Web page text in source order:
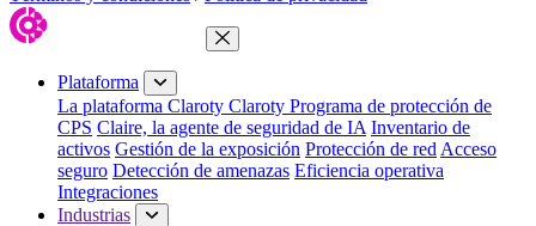
Cerrar menú
Plataforma
La plataforma Claroty Claroty Programa de protección de
CPS Claire, la agente de seguridad de IA Inventario de
activos Gestión de la exposición Protección de red Acceso
seguro Detección de amenazas Eficiencia operativa
Integraciones
Industrias